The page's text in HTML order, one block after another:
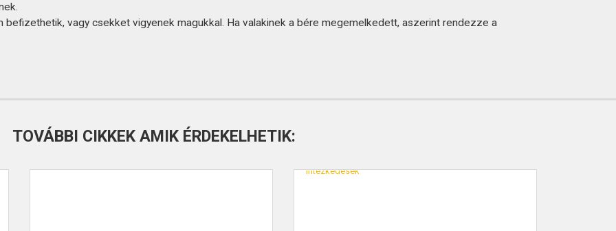
befizethetik, vagy csekket vigyenek magukkal. Ha valakinek a bére megemelkedett, aszerint rendezze a
TOVÁBBI CIKKEK AMIK ÉRDEKELHETIK: